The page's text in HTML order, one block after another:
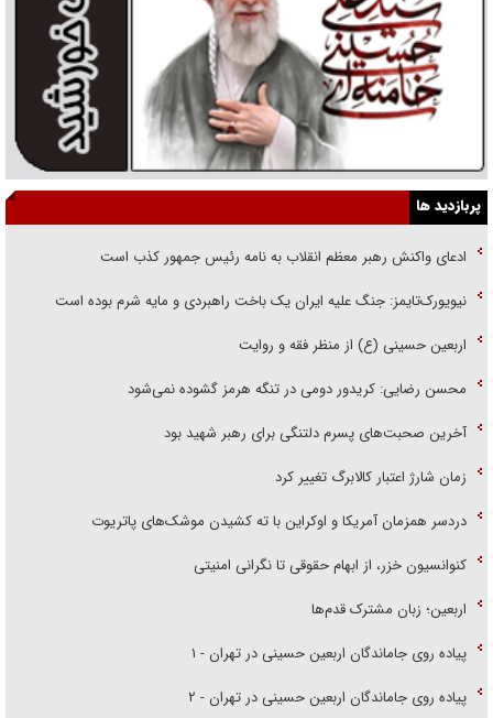
پربازدید ها
ادعای واکنش رهبر معظم انقلاب به نامه رئیس جمهور کذب است
نیویورک‌تایمز: جنگ علیه ایران یک باخت راهبردی و مایه شرم بوده است
اربعین حسینی (ع) از منظر فقه و روایت
محسن رضایی: کریدور دومی در تنگه هرمز گشوده نمی‌شود
آخرین صحبت‌های پسرم دلتنگی برای رهبر شهید بود
زمان شارژ اعتبار کالابرگ تغییر کرد
دردسر همزمان آمریکا و اوکراین با ته کشیدن موشک‌های پاتریوت
کنوانسیون خزر، از ابهام حقوقی تا نگرانی امنیتی
اربعین؛ زبان مشترک قدم‌ها
پیاده روی جاماندگان اربعین حسینی در تهران - ۱
پیاده روی جاماندگان اربعین حسینی در تهران - ۲